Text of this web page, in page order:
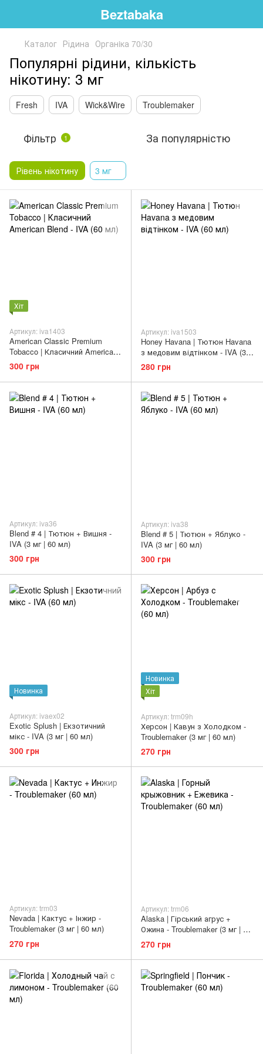
Beztabaka
Каталог Рідина Органiка 70/30
Популярні рідини, кількість
нікотину: 3 мг
Fresh IVA Wick&Wire Troublemaker
Фільтр 1 За популярністю
Рівень нікотину 3 мг
Хіт
Артикул: iva1403
American Classic Premium
Tobacco | Класичний American
Blend - IVA (3 мг | 60 мл)
300 грн
Артикул: iva1503
Honey Havana | Тютюн Havana
з медовим відтінком - IVA (3
мг | 60 мл)
280 грн
Артикул: iva36
Blend # 4 | Тютюн + Вишня -
IVA (3 мг | 60 мл)
300 грн
Артикул: iva38
Blend # 5 | Тютюн + Яблуко -
IVA (3 мг | 60 мл)
300 грн
Новинка
Артикул: ivaex02
Exotic Splush | Екзотичний
мікс - IVA (3 мг | 60 мл)
300 грн
Новинка
Хіт
Артикул: trm09h
Херсон | Кавун з Холодком -
Troublemaker (3 мг | 60 мл)
270 грн
Артикул: trm03
Nevada | Кактус + Інжир -
Troublemaker (3 мг | 60 мл)
270 грн
Артикул: trm06
Alaska | Гірський агрус +
Ожина - Troublemaker (3 мг | 60
мл)
270 грн